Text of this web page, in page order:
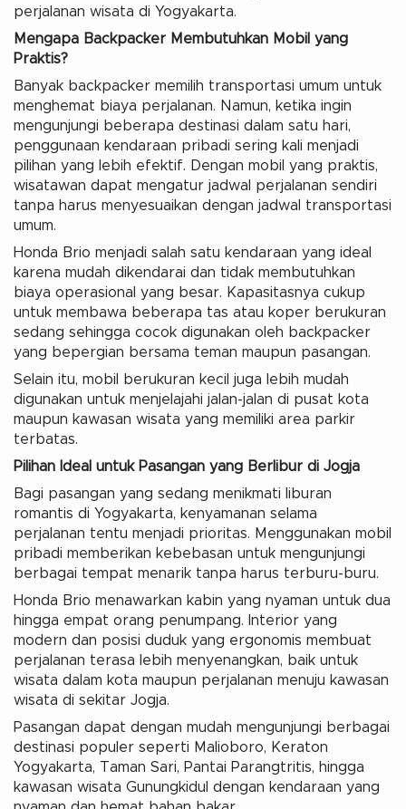
perjalanan wisata di Yogyakarta.
Mengapa Backpacker Membutuhkan Mobil yang
Praktis?
Banyak backpacker memilih transportasi umum untuk
menghemat biaya perjalanan. Namun, ketika ingin
mengunjungi beberapa destinasi dalam satu hari,
penggunaan kendaraan pribadi sering kali menjadi
pilihan yang lebih efektif. Dengan mobil yang praktis,
wisatawan dapat mengatur jadwal perjalanan sendiri
tanpa harus menyesuaikan dengan jadwal transportasi
umum.
Honda Brio menjadi salah satu kendaraan yang ideal
karena mudah dikendarai dan tidak membutuhkan
biaya operasional yang besar. Kapasitasnya cukup
untuk membawa beberapa tas atau koper berukuran
sedang sehingga cocok digunakan oleh backpacker
yang bepergian bersama teman maupun pasangan.
Selain itu, mobil berukuran kecil juga lebih mudah
digunakan untuk menjelajahi jalan-jalan di pusat kota
maupun kawasan wisata yang memiliki area parkir
terbatas.
Pilihan Ideal untuk Pasangan yang Berlibur di Jogja
Bagi pasangan yang sedang menikmati liburan
romantis di Yogyakarta, kenyamanan selama
perjalanan tentu menjadi prioritas. Menggunakan mobil
pribadi memberikan kebebasan untuk mengunjungi
berbagai tempat menarik tanpa harus terburu-buru.
Honda Brio menawarkan kabin yang nyaman untuk dua
hingga empat orang penumpang. Interior yang
modern dan posisi duduk yang ergonomis membuat
perjalanan terasa lebih menyenangkan, baik untuk
wisata dalam kota maupun perjalanan menuju kawasan
wisata di sekitar Jogja.
Pasangan dapat dengan mudah mengunjungi berbagai
destinasi populer seperti Malioboro, Keraton
Yogyakarta, Taman Sari, Pantai Parangtritis, hingga
kawasan wisata Gunungkidul dengan kendaraan yang